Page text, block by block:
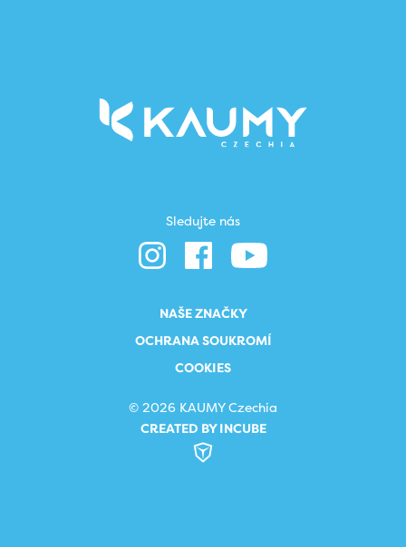
Sledujte nás
NAŠE ZNAČKY
OCHRANA SOUKROMÍ
COOKIES
© 2026 KAUMY Czechia
CREATED BY INCUBE